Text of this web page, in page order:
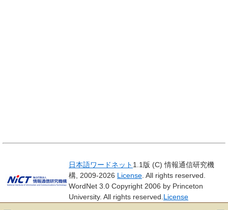
日本語ワードネット 1.1版 (C) 情報通信研究機
構, 2009-2026 License . All rights reserved.
WordNet 3.0 Copyright 2006 by Princeton
University. All rights reserved. License